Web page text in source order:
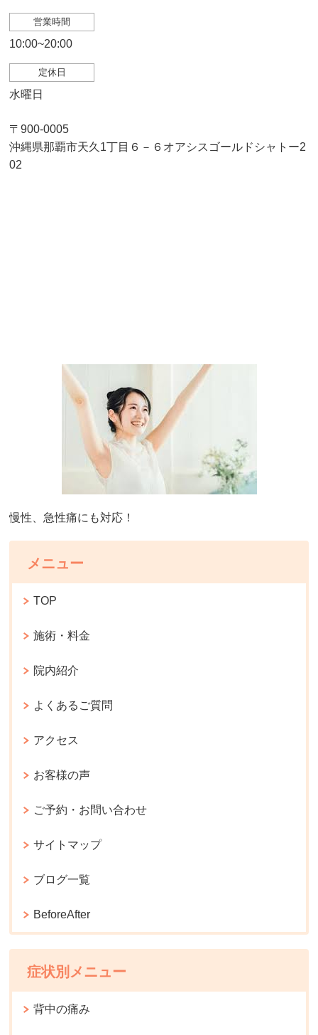
営業時間
10:00~20:00
定休日
水曜日
〒900-0005
沖縄県那覇市天久1丁目６－６オアシスゴールドシャトー2
02
慢性、急性痛にも対応！
メニュー
TOP
施術・料金
院内紹介
よくあるご質問
アクセス
お客様の声
ご予約・お問い合わせ
サイトマップ
ブログ一覧
BeforeAfter
症状別メニュー
背中の痛み